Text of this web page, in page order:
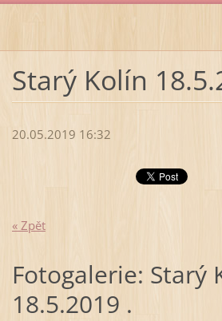
Starý Kolín
20.05.2019 16:32
« Zpět
Fotogalerie: Starý
18.5.2019 .